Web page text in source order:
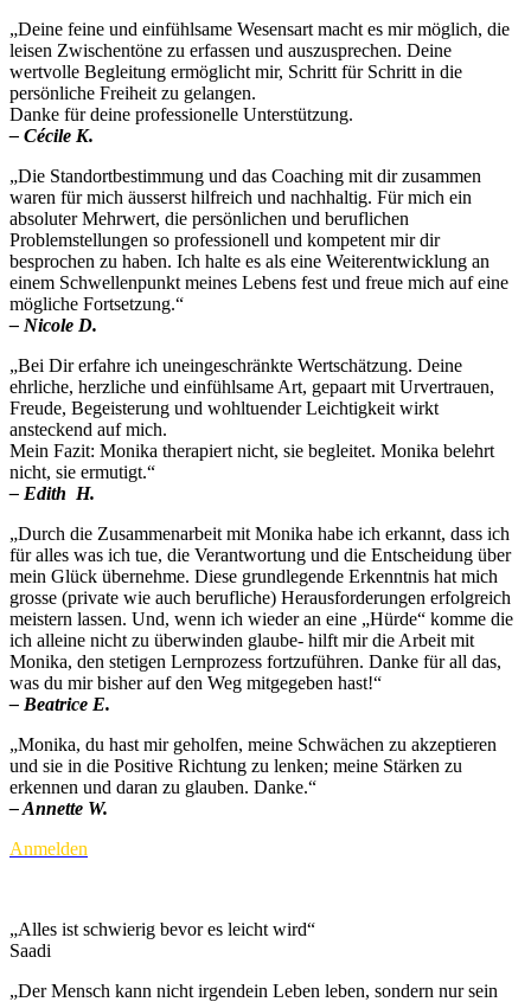
„Deine feine und einfühlsame Wesensart macht es mir möglich, die
leisen Zwischentöne zu erfassen und auszusprechen. Deine
wertvolle Begleitung ermöglicht mir, Schritt für Schritt in die
persönliche Freiheit zu gelangen.
Danke für deine professionelle Unterstützung.
– Cécile K.
„Die Standortbestimmung und das Coaching mit dir zusammen
waren für mich äusserst hilfreich und nachhaltig. Für mich ein
absoluter Mehrwert, die persönlichen und beruflichen
Problemstellungen so professionell und kompetent mir dir
besprochen zu haben. Ich halte es als eine Weiterentwicklung an
einem Schwellenpunkt meines Lebens fest und freue mich auf eine
mögliche Fortsetzung.“
– Nicole D.
„Bei Dir erfahre ich uneingeschränkte Wertschätzung. Deine
ehrliche, herzliche und einfühlsame Art, gepaart mit Urvertrauen,
Freude, Begeisterung und wohltuender Leichtigkeit wirkt
ansteckend auf mich.
Mein Fazit: Monika therapiert nicht, sie begleitet. Monika belehrt
nicht, sie ermutigt.“
– Edith H.
„Durch die Zusammenarbeit mit Monika habe ich erkannt, dass ich
für alles was ich tue, die Verantwortung und die Entscheidung über
mein Glück übernehme. Diese grundlegende Erkenntnis hat mich
grosse (private wie auch berufliche) Herausforderungen erfolgreich
meistern lassen. Und, wenn ich wieder an eine „Hürde“ komme die
ich alleine nicht zu überwinden glaube- hilft mir die Arbeit mit
Monika, den stetigen Lernprozess fortzuführen. Danke für all das,
was du mir bisher auf den Weg mitgegeben hast!“
– Beatrice E.
„Monika, du hast mir geholfen, meine Schwächen zu akzeptieren
und sie in die Positive Richtung zu lenken; meine Stärken zu
erkennen und daran zu glauben. Danke.“
– Annette W.
Anmelden
„Alles ist schwierig bevor es leicht wird“
Saadi
„Der Mensch kann nicht irgendein Leben leben, sondern nur sein